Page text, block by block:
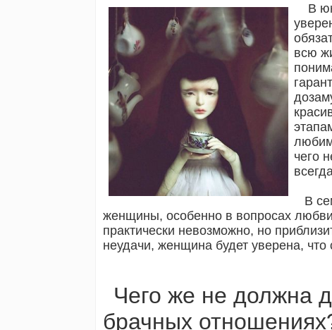
В
всю
чего
В
женщины, особенно в вопросах
практически невозможно, но
неудачи, женщина будет уверена,
Чего же не должна
брачных